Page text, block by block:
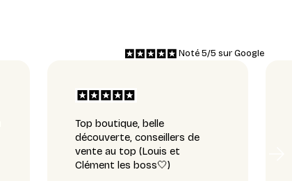
Noté 5/5 sur Google
Top boutique, belle
découverte, conseillers de
vente au top (Louis et
Clément les boss🤍)